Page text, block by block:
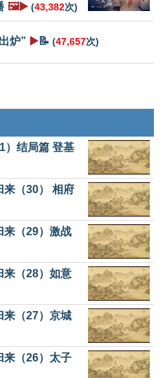
🖼️▶️ (43,382次)
炉” ▶️📝 (47,657次)
）结局篇 登基
来（30） 相府
来（29）激战
来（28）如意
来（27）京城
来（26）太子